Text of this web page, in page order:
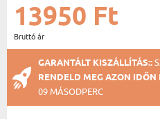
13950 Ft
Bruttó ár
GARANTÁLT KISZÁLLÍTÁS::
RENDELD MEG AZON IDŐN
08 MÁSODPERC